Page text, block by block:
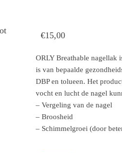
€15,00
ORLY Breathable nagellak
is van bepaalde
DBP en tolueen. Het
vocht en lucht de nagel
– Vergeling van de nagel
– Broosheid
– Schimmelgroei (door